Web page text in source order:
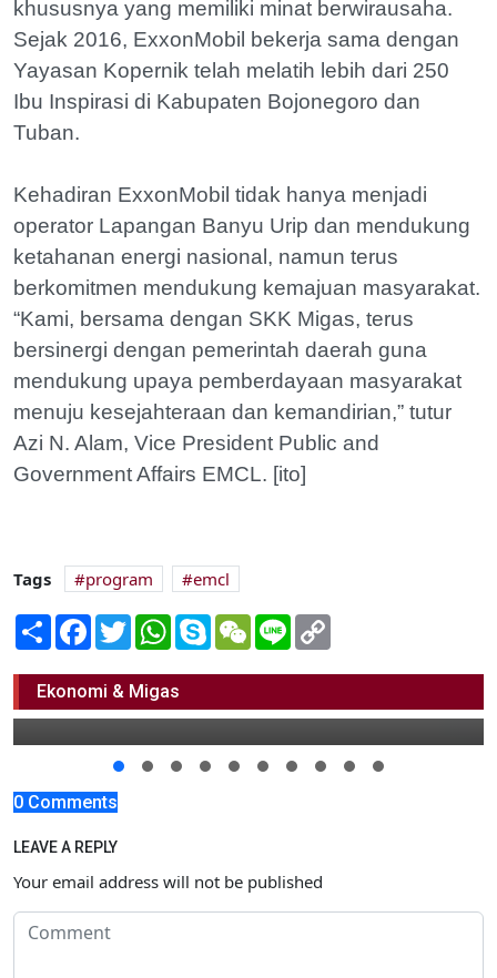
khususnya yang memiliki minat berwirausaha.
Sejak 2016, ExxonMobil bekerja sama dengan
Yayasan Kopernik telah melatih lebih dari 250
Ibu Inspirasi di Kabupaten Bojonegoro dan
Tuban.
Kehadiran ExxonMobil tidak hanya menjadi
operator Lapangan Banyu Urip dan mendukung
ketahanan energi nasional, namun terus
berkomitmen mendukung kemajuan masyarakat.
“Kami, bersama dengan SKK Migas, terus
bersinergi dengan pemerintah daerah guna
mendukung upaya pemberdayaan masyarakat
menuju kesejahteraan dan kemandirian,” tutur
Azi N. Alam, Vice President Public and
Government Affairs EMCL. [ito]
Tags program
emcl
Share Facebook
TwitterWhatsApp
SkypeWeChatLine
Ekonomi & Migas
Persibo 100% Siap Jadi Tuan Rumah
12 September 2021 13:00
0 Comments
LEAVE A REPLY
Your email address will not be published